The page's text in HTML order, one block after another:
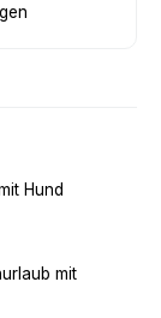
Hund
mit